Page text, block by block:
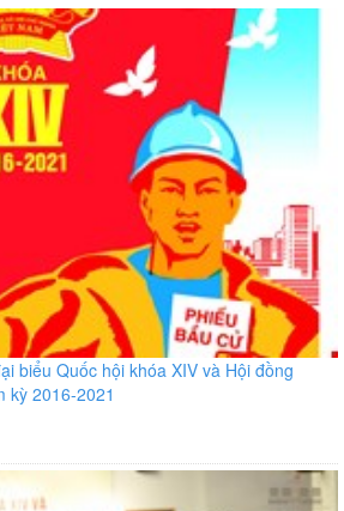
biểu Quốc hội khóa XIV và Hội đồng
kỳ 2016-2021